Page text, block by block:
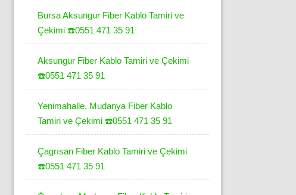
Bursa Aksungur Fiber Kablo Tamiri ve
Çekimi ☎️0551 471 35 91
Aksungur Fiber Kablo Tamiri ve Çekimi
☎️0551 471 35 91
Yenimahalle, Mudanya Fiber Kablo
Tamiri ve Çekimi ☎️0551 471 35 91
Çagrısan Fiber Kablo Tamiri ve Çekimi
☎️0551 471 35 91